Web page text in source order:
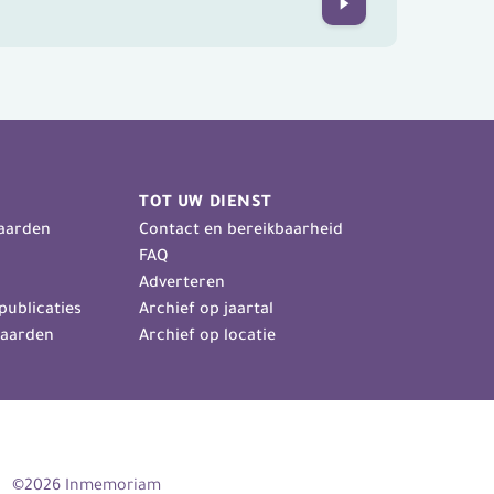
Next
TOT UW DIENST
Contact en bereikbaarheid
FAQ
Adverteren
Archief op jaartal
Archief op locatie
©2026 Inmemoriam